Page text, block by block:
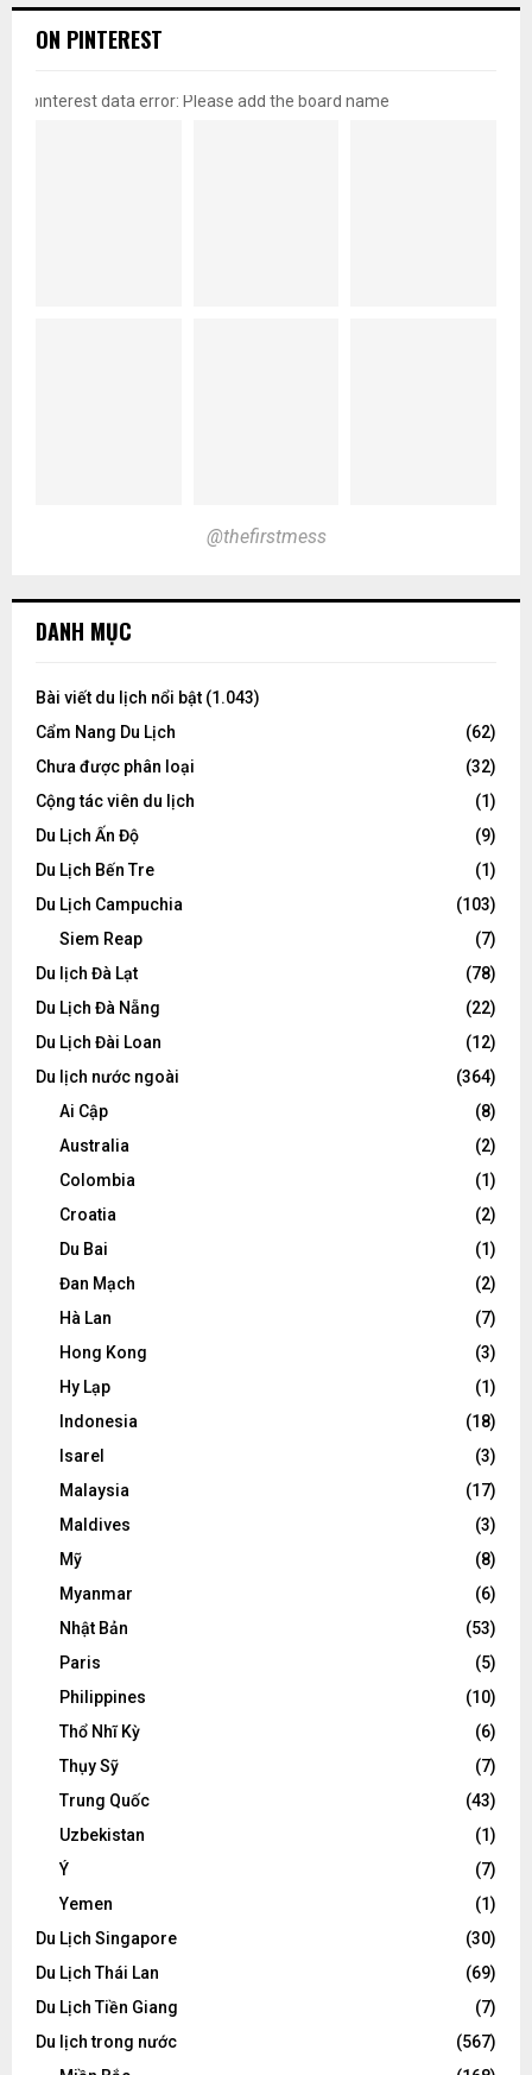
ON PINTEREST
pinterest data error: Please add the board name
@thefirstmess
DANH MỤC
Bài viết du lịch nổi bật (1.043)
Cẩm Nang Du Lịch
(62)
Chưa được phân loại
(32)
Cộng tác viên du lịch
(1)
Du Lịch Ấn Độ
(9)
Du Lịch Bến Tre
(1)
Du Lịch Campuchia
(103)
Siem Reap
(7)
Du lịch Đà Lạt
(78)
Du Lịch Đà Nẵng
(22)
Du Lịch Đài Loan
(12)
Du lịch nước ngoài
(364)
Ai Cập
(8)
Australia
(2)
Colombia
(1)
Croatia
(2)
Du Bai
(1)
Đan Mạch
(2)
Hà Lan
(7)
Hong Kong
(3)
Hy Lạp
(1)
Indonesia
(18)
Isarel
(3)
Malaysia
(17)
Maldives
(3)
Mỹ
(8)
Myanmar
(6)
Nhật Bản
(53)
Paris
(5)
Philippines
(10)
Thổ Nhĩ Kỳ
(6)
Thụy Sỹ
(7)
Trung Quốc
(43)
Uzbekistan
(1)
Ý
(7)
Yemen
(1)
Du Lịch Singapore
(30)
Du Lịch Thái Lan
(69)
Du Lịch Tiền Giang
(7)
Du lịch trong nước
(567)